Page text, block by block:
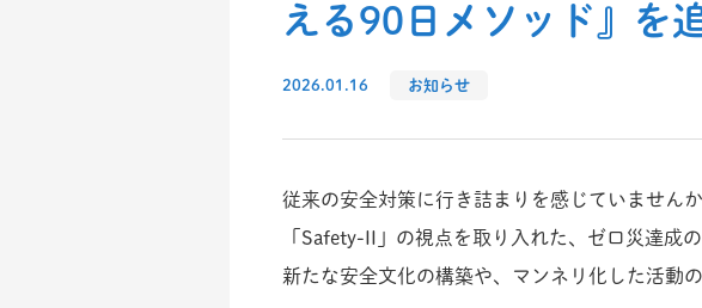
える90日メソッド』を
2026.01.16 お知らせ
従来の安全対策に行き詰まりを感じていません
「Safety-II」の視点を取り入れた、ゼロ災達成
新たな安全文化の構築や、マンネリ化した活動